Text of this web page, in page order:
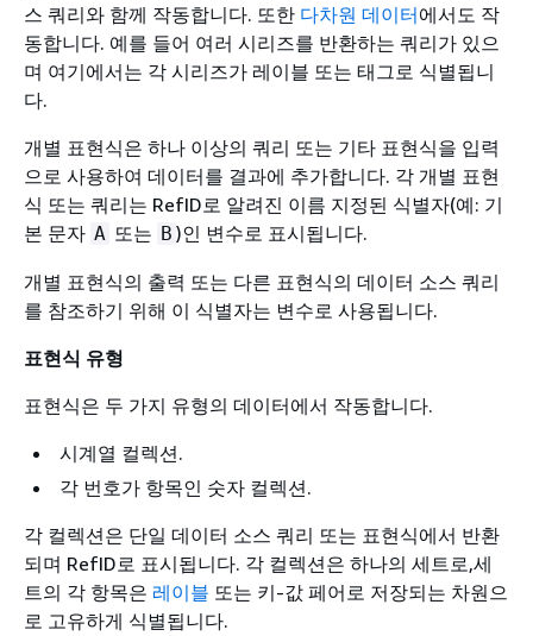
스 쿼리와 함께 작동합니다. 또한 다차원 데이터에서도 작
동합니다. 예를 들어 여러 시리즈를 반환하는 쿼리가 있으
며 여기에서는 각 시리즈가 레이블 또는 태그로 식별됩니
다.
개별 표현식은 하나 이상의 쿼리 또는 기타 표현식을 입력
으로 사용하여 데이터를 결과에 추가합니다. 각 개별 표현
식 또는 쿼리는 RefID로 알려진 이름 지정된 식별자(예: 기
본 문자 A 또는 B )인 변수로 표시됩니다.
개별 표현식의 출력 또는 다른 표현식의 데이터 소스 쿼리
를 참조하기 위해 이 식별자는 변수로 사용됩니다.
표현식 유형
표현식은 두 가지 유형의 데이터에서 작동합니다.
시계열 컬렉션.
각 번호가 항목인 숫자 컬렉션.
각 컬렉션은 단일 데이터 소스 쿼리 또는 표현식에서 반환
되며 RefID로 표시됩니다. 각 컬렉션은 하나의 세트로,세
트의 각 항목은 레이블 또는 키-값 페어로 저장되는 차원으
로 고유하게 식별됩니다.